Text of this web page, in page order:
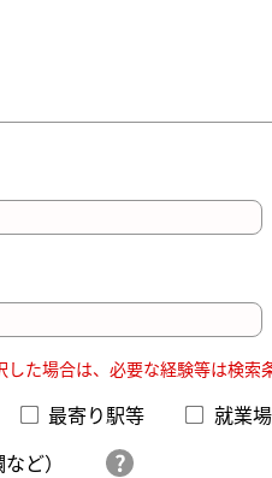
た場合は、必要な経験等は検索
最寄り駅等 就業
など）